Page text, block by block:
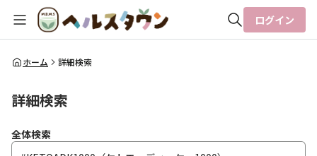
全体検索
ログイン
ホーム 詳細検索
詳細検索
全体検索